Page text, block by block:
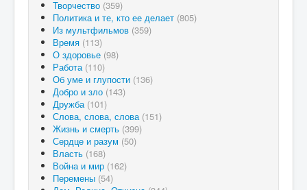
Творчество (359)
Политика и те, кто ее делает (805)
Из мультфильмов (359)
Время (113)
О здоровье (98)
Работа (110)
Об уме и глупости (136)
Добро и зло (143)
Дружба (101)
Слова, слова, слова (151)
Жизнь и смерть (399)
Сердце и разум (50)
Власть (168)
Война и мир (162)
Перемены (54)